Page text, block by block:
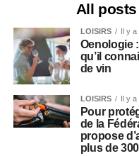
All
LOISIRS Il y a
Oenologie
qu’il
de vin
LOISIRS Il y a
Pour
de la
propose
plus de